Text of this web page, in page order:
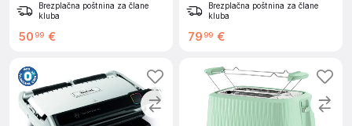
Brezplačna poštnina za člane
kluba
50 99 €
Brezplačna poštnina za člane
kluba
79 99 €